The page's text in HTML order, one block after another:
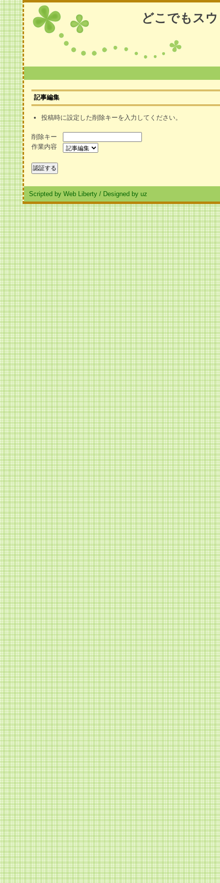
どこでもス
記事編集
投稿時に設定した削除キーを入力してください。
削除キー
作業内容
Scripted by Web Liberty / Designed by uz